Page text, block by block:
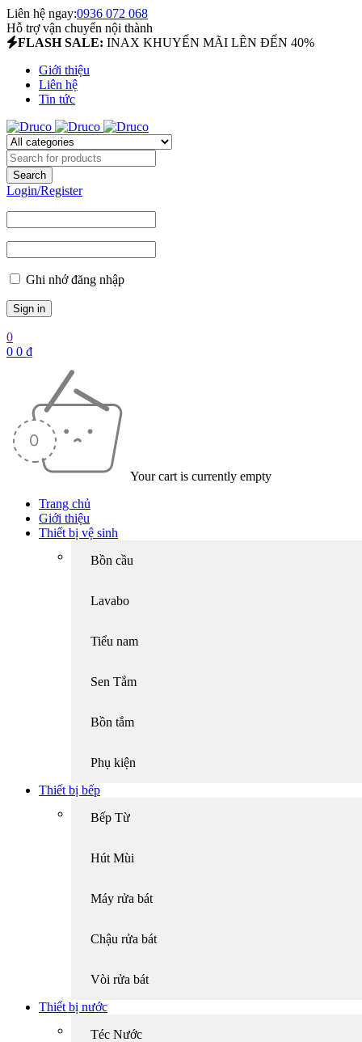
Liên hệ ngay:0936 072 068
Hỗ trợ vận chuyển nội thành
FLASH SALE: INAX KHUYẾN MÃI LÊN ĐẾN 40%
Giới thiệu
Liên hệ
Tin tức
Login/Register
Ghi nhớ đăng nhập
0
0 0 ₫
Your cart is currently empty
Trang chủ
Giới thiệu
Thiết bị vệ sinh
Bồn cầu
Lavabo
Tiểu nam
Sen Tắm
Bồn tắm
Phụ kiện
Thiết bị bếp
Bếp Từ
Hút Mùi
Máy rửa bát
Chậu rửa bát
Vòi rửa bát
Thiết bị nước
Téc Nước